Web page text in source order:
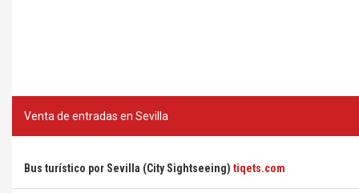
Venta de entradas en Sevilla
Bus turístico por Sevilla (City Sightseeing) tiqets.com